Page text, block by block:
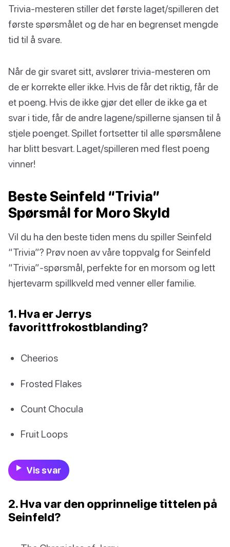
Trivia-mesteren stiller det første laget/spilleren det
første spørsmålet og de har en begrenset mengde
tid til å svare.
Når de gir svaret sitt, avslører trivia-mesteren om
de er korrekte eller ikke. Hvis de får det riktig, får de
et poeng. Hvis de ikke gjør det eller de ikke ga et
svar i tide, får de andre lagene/spillerne sjansen til å
stjele poenget. Spillet fortsetter til alle spørsmålene
har blitt besvart. Laget/spilleren med flest poeng
vinner!
Beste Seinfeld “Trivia”
Spørsmål for Moro Skyld
Vil du ha den beste tiden mens du spiller Seinfeld
“Trivia”? Prøv noen av våre toppvalg for Seinfeld
“Trivia”-spørsmål, perfekte for en morsom og lett
hjertevarm spillkveld med venner eller familie.
1. Hva er Jerrys
favorittfrokostblanding?
Cheerios
Frosted Flakes
Count Chocula
Fruit Loops
Vis svar
2. Hva var den opprinnelige tittelen på
Seinfeld?